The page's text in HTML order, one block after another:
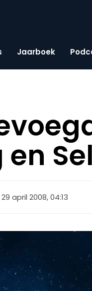
Jaarboek
29 april 2008, 04:13